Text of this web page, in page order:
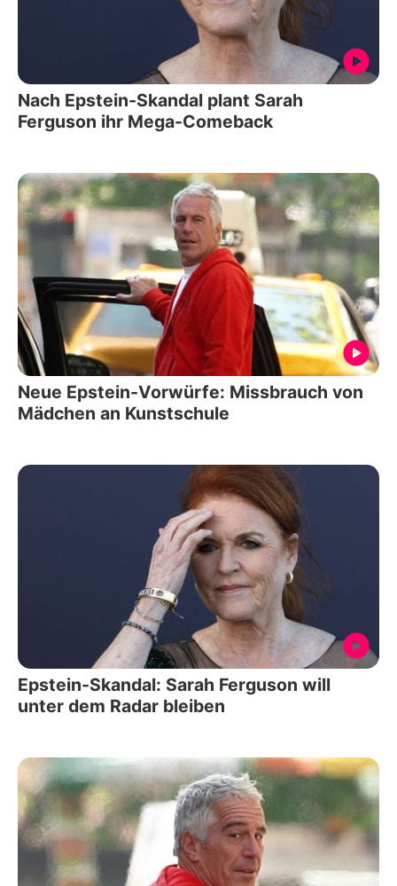
Nach Epstein-Skandal plant Sarah
Ferguson ihr Mega-Comeback
Neue Epstein-Vorwürfe: Missbrauch von
Mädchen an Kunstschule
Epstein-Skandal: Sarah Ferguson will
unter dem Radar bleiben